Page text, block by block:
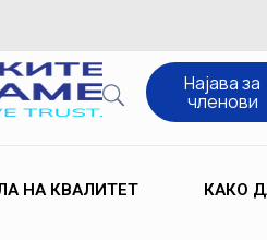
Најава за
членови
НА КВАЛИТЕТ КАКО